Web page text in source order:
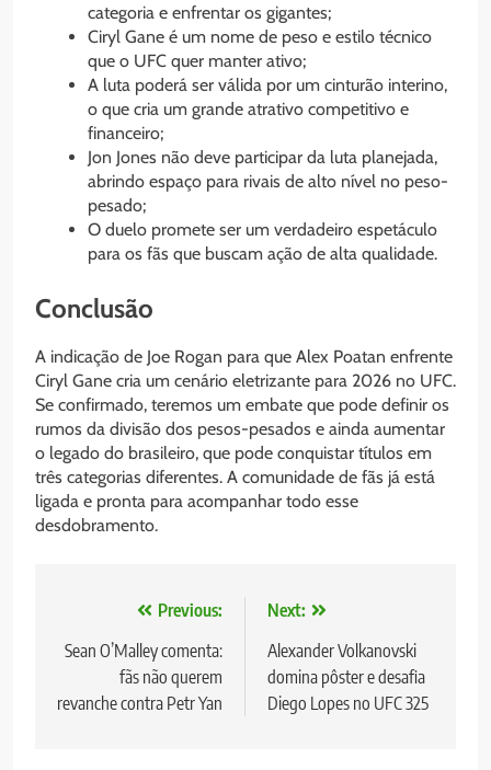
categoria e enfrentar os gigantes;
Ciryl Gane é um nome de peso e estilo técnico
que o UFC quer manter ativo;
A luta poderá ser válida por um cinturão interino,
o que cria um grande atrativo competitivo e
financeiro;
Jon Jones não deve participar da luta planejada,
abrindo espaço para rivais de alto nível no peso-
pesado;
O duelo promete ser um verdadeiro espetáculo
para os fãs que buscam ação de alta qualidade.
Conclusão
A indicação de Joe Rogan para que Alex Poatan enfrente
Ciryl Gane cria um cenário eletrizante para 2026 no UFC.
Se confirmado, teremos um embate que pode definir os
rumos da divisão dos pesos-pesados e ainda aumentar
o legado do brasileiro, que pode conquistar títulos em
três categorias diferentes. A comunidade de fãs já está
ligada e pronta para acompanhar todo esse
desdobramento.
Navegação
de
Post
Previous:
Sean O’Malley comenta:
fãs não querem
revanche contra Petr Yan
Next:
Alexander Volkanovski
domina pôster e desafia
Diego Lopes no UFC 325